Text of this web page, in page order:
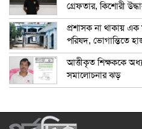
গ্রেফতার, কিশোরী
প্রশাসক না থাকায়
পরিষদ, ভোগান্তিতে
আত্তীকৃত শিক্ষককে
সমালোচনার ঝড়